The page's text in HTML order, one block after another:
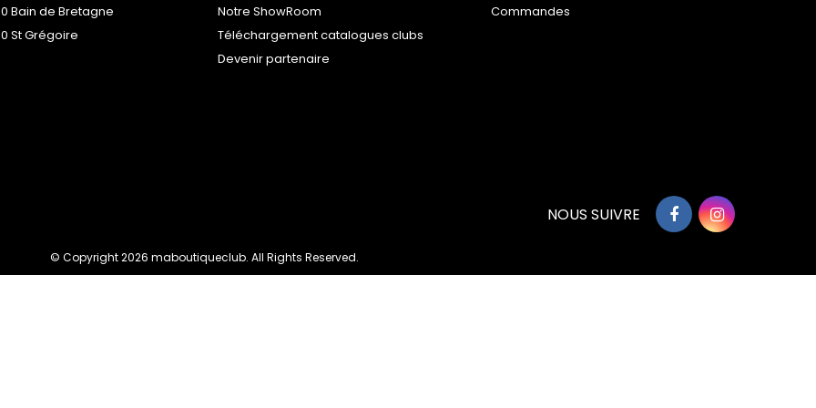
Bain de Bretagne
St Grégoire
Notre ShowRoom
Téléchargement catalogues clubs
Devenir partenaire
Commandes
NOUS SUIVRE
© Copyright 2026 maboutiqueclub. All Rights Reserved.